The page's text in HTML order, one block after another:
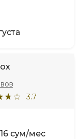
3.7
сум/мес